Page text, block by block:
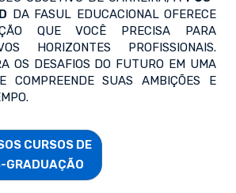
DA FASUL EDUCACIONAL OFERECE
QUE VOCÊ PRECISA PARA
HORIZONTES PROFISSIONAIS.
OS DESAFIOS DO FUTURO EM UMA
COMPREENDE SUAS AMBIÇÕES E
CURSOS DE
PÓS-GRADUAÇÃO